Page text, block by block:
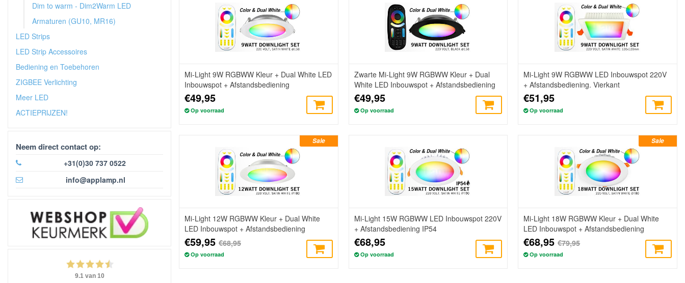
Dim to warm - Dim2Warm LED
Armaturen (GU10, MR16)
LED Strips
LED Strip Accessoires
Bediening en Toebehoren
ZIGBEE Verlichting
Meer LED
ACTIEPRIJZEN!
Neem direct contact op:
+31(0)30 737 0522
info@applamp.nl
Mi-Light 9W RGBWW Kleur + Dual White LED
Inbouwspot + Afstandsbediening
€49,95
Op voorraad
Zwarte Mi-Light 9W RGBWW Kleur + Dual
White LED Inbouwspot + Afstandsbediening
€49,95
Op voorraad
Mi-Light 9W RGBWW LED Inbouwspot 220V
+ Afstandsbediening. Vierkant
€51,95
Op voorraad
Sale
Mi-Light 12W RGBWW Kleur + Dual White
LED Inbouwspot + Afstandsbediening
€59,95 €68,95
Op voorraad
Mi-Light 15W RGBWW LED Inbouwspot 220V
+ Afstandsbediening IP54
€68,95
Op voorraad
Sale
Mi-Light 18W RGBWW Kleur + Dual White
LED Inbouwspot + Afstandsbediening
€68,95€79,95
Op voorraad